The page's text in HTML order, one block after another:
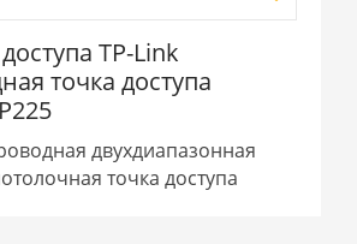
TP-Link
точка доступа
двухдиапазонная
точка доступа